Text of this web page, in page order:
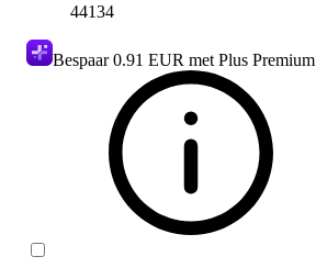
44134
Bespaar0.91 EUR met Plus Premium